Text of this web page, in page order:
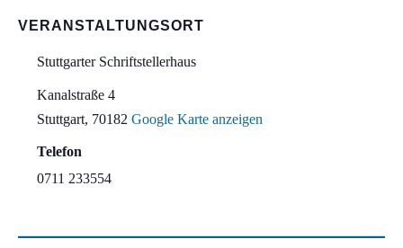
VERANSTALTUNGSORT
Stuttgarter Schriftstellerhaus
Kanalstraße 4
Stuttgart, 70182 Google Karte anzeigen
Telefon
0711 233554